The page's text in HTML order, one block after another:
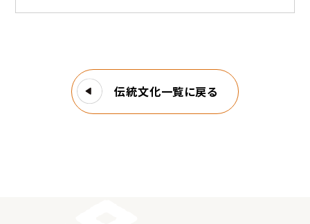
伝統文化一覧に戻る